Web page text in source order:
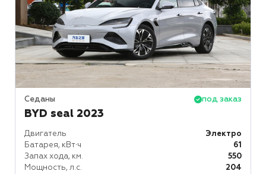
Седаны под заказ
BYD seal 2023
Двигатель
Электро
Батарея, кВт⋅ч
61
Запах хода, км.
550
Мощность, л.с.
204